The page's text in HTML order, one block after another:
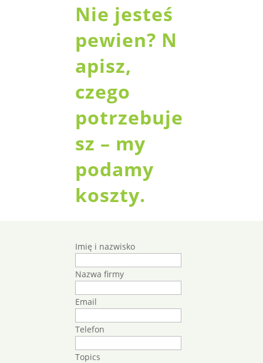
Nie jesteś
pewien? N
apisz,
czego
potrzebuje
sz – my
podamy
koszty.
Imię i nazwisko
Nazwa firmy
Email
Telefon
Topics